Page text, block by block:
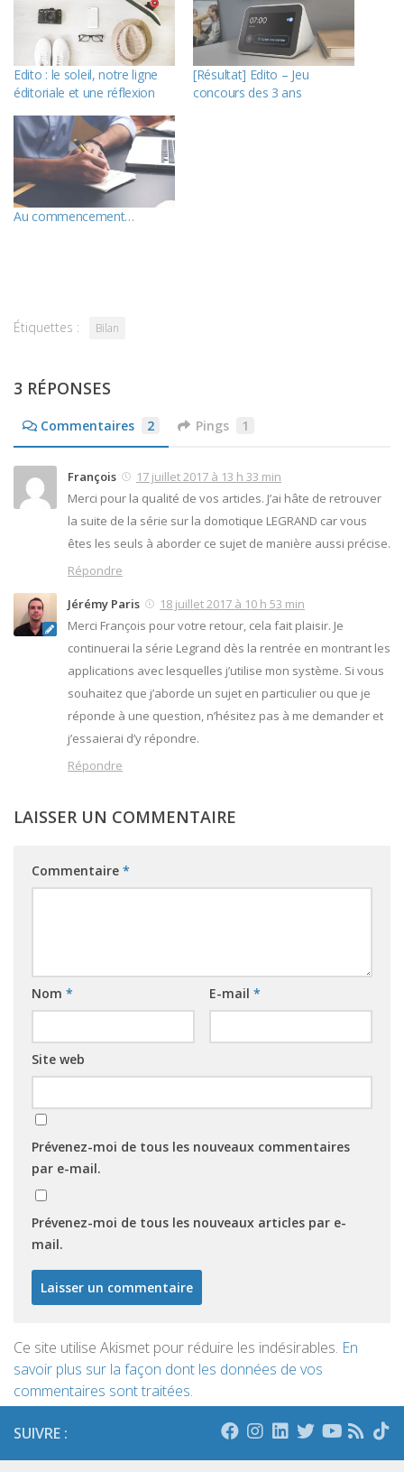
Edito : le soleil, notre ligne
éditoriale et une réflexion
[Résultat] Edito – Jeu
concours des 3 ans
Au commencement…
Étiquettes : Bilan
3 RÉPONSES
Commentaires 2 Pings 1
François
17 juillet 2017 à 13 h 33 min
Merci pour la qualité de vos articles. J’ai hâte de retrouver
la suite de la série sur la domotique LEGRAND car vous
êtes les seuls à aborder ce sujet de manière aussi précise.
Répondre
Jérémy Paris
18 juillet 2017 à 10 h 53 min
Merci François pour votre retour, cela fait plaisir. Je
continuerai la série Legrand dès la rentrée en montrant les
applications avec lesquelles j’utilise mon système. Si vous
souhaitez que j’aborde un sujet en particulier ou que je
réponde à une question, n’hésitez pas à me demander et
j’essaierai d’y répondre.
Répondre
LAISSER UN COMMENTAIRE
Commentaire *
Nom * E-mail *
Site web
Prévenez-moi de tous les nouveaux commentaires
par e-mail.
Prévenez-moi de tous les nouveaux articles par e-
mail.
Ce site utilise Akismet pour réduire les indésirables. En
savoir plus sur la façon dont les données de vos
commentaires sont traitées.
SUIVRE :